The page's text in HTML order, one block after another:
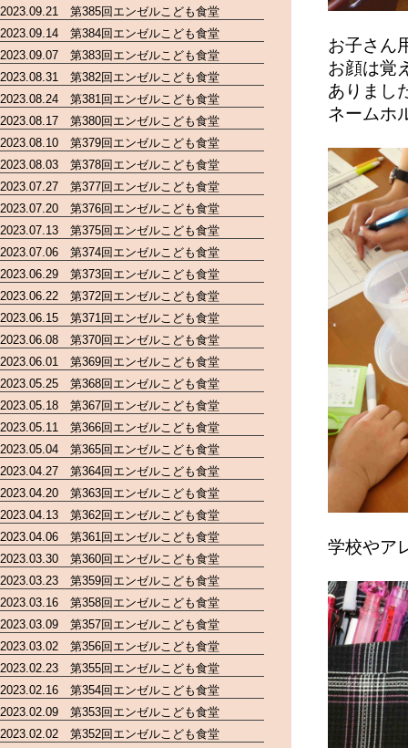
お子さん
お顔は覚
ありまし
ネームホ
学校やア
2023.09.21 第385回エンゼルこども食堂
2023.09.14 第384回エンゼルこども食堂
2023.09.07 第383回エンゼルこども食堂
2023.08.31 第382回エンゼルこども食堂
2023.08.24 第381回エンゼルこども食堂
2023.08.17 第380回エンゼルこども食堂
2023.08.10 第379回エンゼルこども食堂
2023.08.03 第378回エンゼルこども食堂
2023.07.27 第377回エンゼルこども食堂
2023.07.20 第376回エンゼルこども食堂
2023.07.13 第375回エンゼルこども食堂
2023.07.06 第374回エンゼルこども食堂
2023.06.29 第373回エンゼルこども食堂
2023.06.22 第372回エンゼルこども食堂
2023.06.15 第371回エンゼルこども食堂
2023.06.08 第370回エンゼルこども食堂
2023.06.01 第369回エンゼルこども食堂
2023.05.25 第368回エンゼルこども食堂
2023.05.18 第367回エンゼルこども食堂
2023.05.11 第366回エンゼルこども食堂
2023.05.04 第365回エンゼルこども食堂
2023.04.27 第364回エンゼルこども食堂
2023.04.20 第363回エンゼルこども食堂
2023.04.13 第362回エンゼルこども食堂
2023.04.06 第361回エンゼルこども食堂
2023.03.30 第360回エンゼルこども食堂
2023.03.23 第359回エンゼルこども食堂
2023.03.16 第358回エンゼルこども食堂
2023.03.09 第357回エンゼルこども食堂
2023.03.02 第356回エンゼルこども食堂
2023.02.23 第355回エンゼルこども食堂
2023.02.16 第354回エンゼルこども食堂
2023.02.09 第353回エンゼルこども食堂
2023.02.02 第352回エンゼルこども食堂